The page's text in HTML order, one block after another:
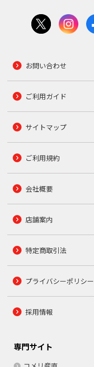
お問い合わせ
ご利用ガイド
サイトマップ
ご利用規約
会社概要
店舗案内
特定商取引法
プライバシーポリシー
採用情報
専門サイト